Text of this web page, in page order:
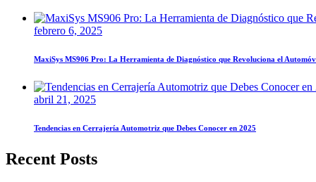
febrero 6, 2025
MaxiSys MS906 Pro: La Herramienta de Diagnóstico que Revoluciona el
abril 21, 2025
Tendencias en Cerrajería Automotriz que Debes Conocer en 2025
Recent Posts